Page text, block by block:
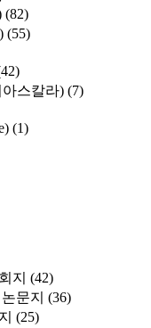
(82)
(55)
스칼라) (7)
(1)
지 (42)
문지 (36)
(25)